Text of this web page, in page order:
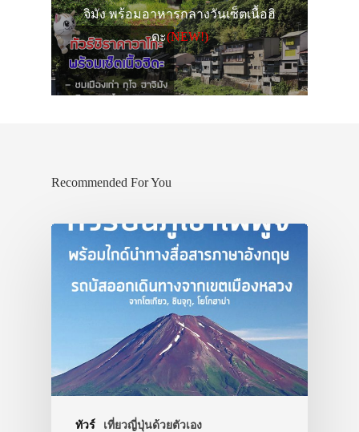
จิมัง พร้อมอาหารกลางวันเซ็ตเนื้อฮิ
ดะ(NEW!)
Recommended For You
ทัวร์ เที่ยวญี่ปุ่นด้วยตัวเอง